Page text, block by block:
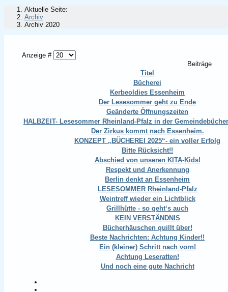
Aktuelle Seite:
Archiv
Archiv 2020
Anzeige #
Beiträge
Titel
Bücherei
Kerbeoldies Essenheim
Der Lesesommer geht zu Ende
Geänderte Öffnungszeiten
HALBZEIT- Lesesommer Rheinland-Pfalz in der
Der Zirkus kommt nach Essenheim.
KONZEPT „BÜCHEREI 2025“- ein voller Erfolg
Bitte Rücksicht!!
Abschied von unseren KITA-Kids!
Respekt und Anerkennung
Berlin denkt an Essenheim
LESESOMMER Rheinland-Pfalz
Weintreff wieder ein Lichtblick
Grillhütte - so geht‘s auch
KEIN VERSTÄNDNIS
Bücherhäuschen quillt über!
Beste Nachrichten: Achtung Kinder!!
Ein (kleiner) Schritt nach vorn!
Achtung Leseratten!
Und noch eine gute Nachricht